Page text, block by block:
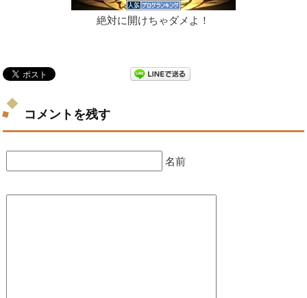
絶対に開けちゃダメよ！
コメントを残す
名前